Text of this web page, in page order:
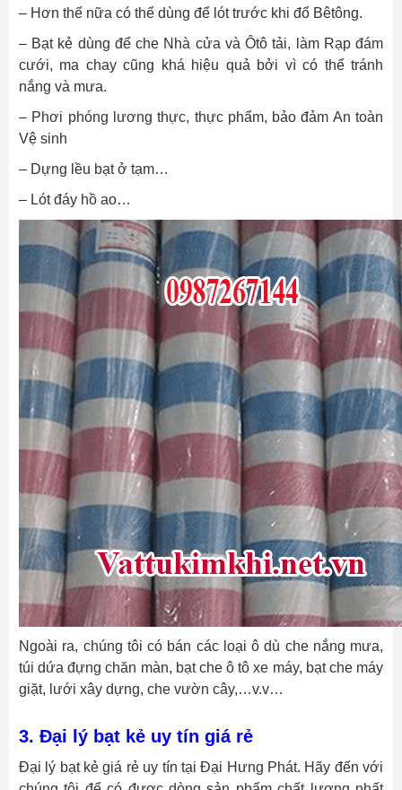
– Hơn thế nữa có thể dùng để lót trước khi đổ Bêtông.
– Bạt kẻ dùng để che Nhà cửa và Ôtô tải, làm Rạp đám
cưới, ma chay cũng khá hiệu quả bởi vì có thể tránh
nắng và mưa.
– Phơi phóng lương thực, thực phẩm, bảo đảm An toàn
Vệ sinh
– Dựng lều bạt ở tạm…
– Lót đáy hồ ao…
Ngoài ra, chúng tôi có bán các loại ô dù che nắng mưa,
túi dứa đựng chăn màn, bạt che ô tô xe máy, bạt che máy
giặt, lưới xây dựng, che vườn cây,…v.v…
3. Đại lý bạt kẻ uy tín giá rẻ
Đại lý bạt kẻ giá rẻ uy tín tại Đại Hưng Phát. Hãy đến với